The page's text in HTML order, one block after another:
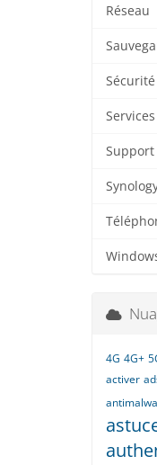
Réseau
Services
Support
4G 4G+
activer